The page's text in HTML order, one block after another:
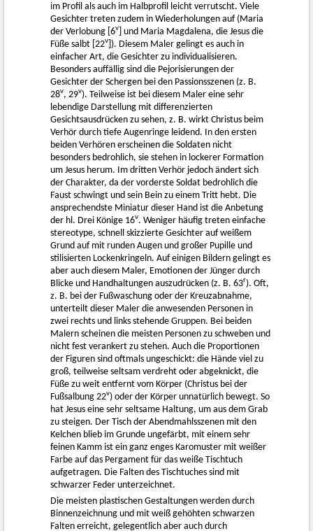
im Profil als auch im Halbprofil leicht verrutscht. Viele
Gesichter treten zudem in Wiederholungen auf (Maria
der Verlobung [6v
] und Maria Magdalena, die Jesus die
Füße salbt [22v ]). Diesem Maler gelingt es auch in
einfacher Art, die Gesichter zu individualisieren.
Besonders auffällig sind die Pejorisierungen der
Gesichter der Schergen bei den Passionsszenen (z. B.
28v, 29v). Teilweise ist bei diesem Maler eine sehr
lebendige Darstellung mit differenzierten
Gesichtsausdrücken zu sehen, z. B. wirkt Christus beim
Verhör durch tiefe Augenringe leidend. In den ersten
beiden Verhören erscheinen die Soldaten nicht
besonders bedrohlich, sie stehen in lockerer Formation
um Jesus herum. Im dritten Verhör jedoch ändert sich
der Charakter, da der vorderste Soldat bedrohlich die
Faust schwingt und sein Bein zu einem Tritt hebt. Die
ansprechendste Miniatur dieser Hand ist die Anbetung
der hl. Drei Könige 16v. Weniger häufig treten einfache
stereotype, schnell skizzierte Gesichter auf weißem
Grund auf mit runden Augen und großer Pupille und
stilisierten Lockenkringeln. Auf einigen Bildern gelingt es
aber auch diesem Maler, Emotionen der Jünger durch
Blicke und Handhaltungen auszudrücken (z. B. 63r). Oft,
z. B. bei der Fußwaschung oder der Kreuzabnahme,
unterteilt dieser Maler die anwesenden Personen in
zwei rechts und links stehende Gruppen. Bei beiden
Malern scheinen die meisten Personen zu schweben und
nicht fest verankert zu stehen. Auch die Proportionen
der Figuren sind oftmals ungeschickt: die Hände viel zu
groß, teilweise seltsam verdreht oder abgeknickt, die
Füße zu weit entfernt vom Körper (Christus bei der
Fußsalbung 22v) oder der Körper unnatürlich bewegt. So
hat Jesus eine sehr seltsame Haltung, um aus dem Grab
zu steigen. Der Tisch der Abendmahlsszenen mit den
Kelchen blieb im Grunde ungefärbt, mit einem sehr
feinen Kamm ist ein ganz enges Karomuster mit weißer
Farbe auf das Pergament für das weiße Tischtuch
aufgetragen. Die Falten des Tischtuches sind mit
schwarzer Feder unterzeichnet.
Die meisten plastischen Gestaltungen werden durch
Binnenzeichnung und mit weiß gehöhten schwarzen
Falten erreicht, gelegentlich aber auch durch